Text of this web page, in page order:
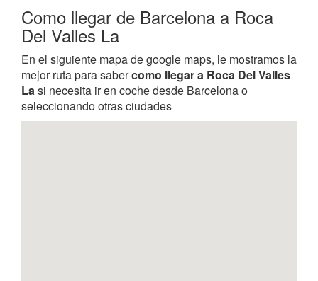
Como llegar de Barcelona a Roca
Del Valles La
En el siguiente mapa de google maps, le mostramos la
mejor ruta para sabercomo llegar a Roca Del Valles
Lasi necesita ir en coche desde Barcelona o
seleccionando otras ciudades